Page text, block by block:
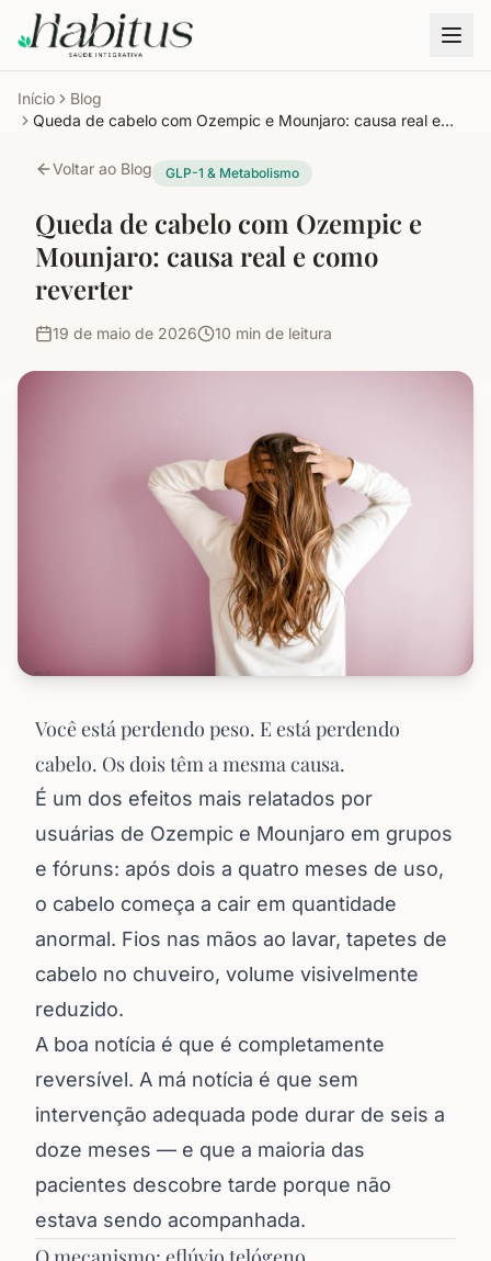
Início
Blog
Queda de cabelo com Ozempic e Mounjaro: causa real e
Voltar ao Blog
GLP-1 & Metabolismo
Queda de cabelo com Ozempic e
Mounjaro: causa real e como
reverter
19 de maio de 2026 10 min de leitura
Você está perdendo peso. E está perdendo
cabelo. Os dois têm a mesma causa.
É um dos efeitos mais relatados por
usuárias de Ozempic e Mounjaro em grupos
e fóruns: após dois a quatro meses de uso,
o cabelo começa a cair em quantidade
anormal. Fios nas mãos ao lavar, tapetes de
cabelo no chuveiro, volume visivelmente
reduzido.
A boa notícia é que é completamente
reversível. A má notícia é que sem
intervenção adequada pode durar de seis a
doze meses — e que a maioria das
pacientes descobre tarde porque não
estava sendo acompanhada.